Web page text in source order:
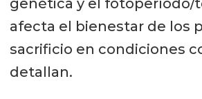
genética y el fotoperíodo/
afecta el bienestar de los
sacrificio en condiciones
detallan.